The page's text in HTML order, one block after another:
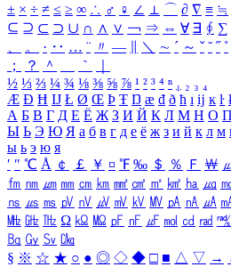
± × ÷ ≠ ≤ ≥ ∞ ∴ ♂ ♀ ∠ ⊥ ⌒ ∂ ∇ ≡ ≒
⊆ ⊇ ⊂ ⊃ ∪ ∩ ∧ ∨ ￢ ⇒ ⇔ ∀ ∃ ∮ ∑
、
。 · ‥ … ¨ 〃 ― ＼ ∼ ´ ～ ˇ ˘ ˝ ˚
；
？ ＾ ｀
½ ⅓ ⅔ ¼ ¾ ⅛ ⅜ ⅝ ⅞ ¹ ² ³ ⁴ ⁿ ₁ ₂ ₃ ₄
Æ Ð Ħ Ĳ Ł Ø Œ Þ Ŧ Ŋ æ đ ð ħ ı ĳ ĸ ŀ ł
А Б В Г Д Е Ё Ж З И Й К Л М Н О П
Ы Ь Э Ю Я а б в г д е ё ж з и й к л м
ы ь э ю я
′ ″ ℃ Å ￠ ￡ ￥ ¤ ℉ ‰ ＄ ％ Ｆ ￦
㎙ ㎚ ㎛ ㎜ ㎝ ㎞ ㎟ ㎠ ㎡ ㎢ ㏊ ㎍
㎱ ㎲ ㎳ ㎴ ㎵ ㎶ ㎷ ㎸ ㎹ ㎀ ㎁ ㎂
㎒ ㎓ ㎔ Ω ㏀ ㏁ ㎊ ㎋ ㎌ ㏖ ㏅ ㎭ ㎮
㏃ ㏉ ㏜ ㏆
§ ※ ☆ ★ ○ ● ◎ ◇ ◆ □ ■ △ ▽ →